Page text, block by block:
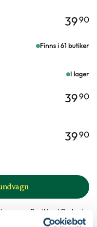
3990
Finns i 61 butiker
I lager
3990
3990
PostNord Ombud,
Paket